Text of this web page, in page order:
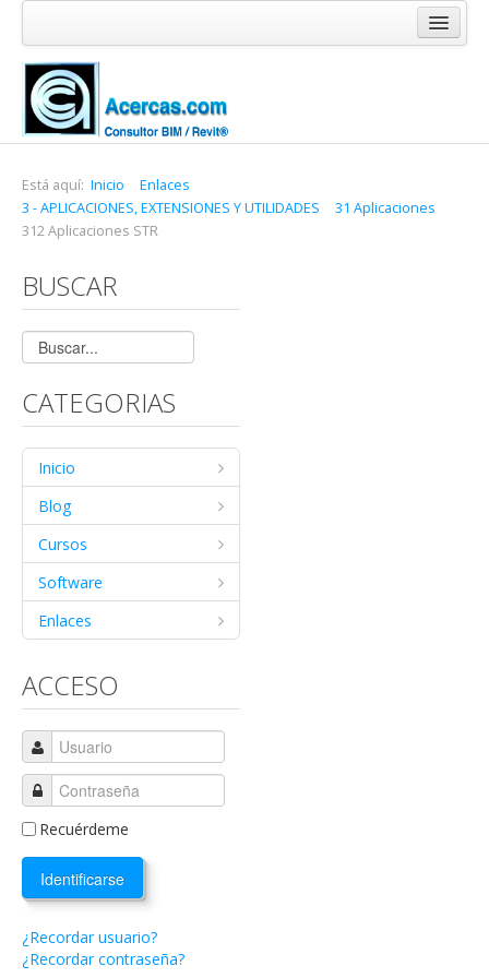
Inicio
Blog
Cursos
Software
Enlaces
Está aquí: Inicio
Enlaces
3 - APLICACIONES, EXTENSIONES Y UTILIDADES
31 Aplicaciones
312 Aplicaciones STR
BUSCAR
CATEGORIAS
Inicio
Blog
Cursos
Software
Enlaces
ACCESO
Recuérdeme
Identificarse
¿Recordar usuario?
¿Recordar contraseña?